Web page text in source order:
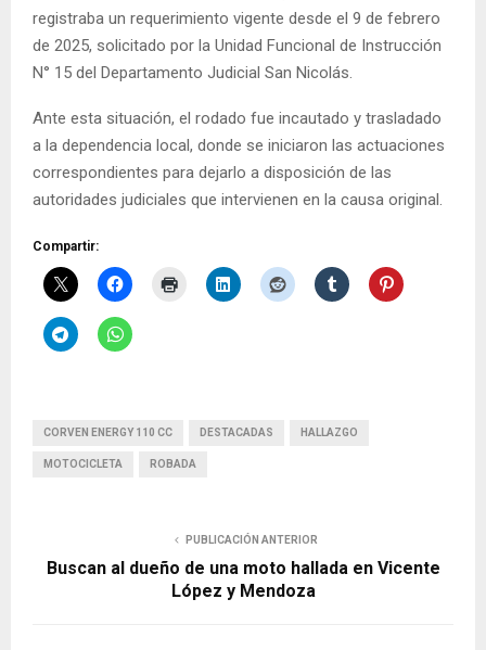
registraba un requerimiento vigente desde el 9 de febrero
de 2025, solicitado por la Unidad Funcional de Instrucción
N° 15 del Departamento Judicial San Nicolás.
Ante esta situación, el rodado fue incautado y trasladado
a la dependencia local, donde se iniciaron las actuaciones
correspondientes para dejarlo a disposición de las
autoridades judiciales que intervienen en la causa original.
Compartir:
CORVEN ENERGY 110 CC DESTACADAS HALLAZGO
MOTOCICLETA ROBADA
PUBLICACIÓN ANTERIOR
Buscan al dueño de una moto hallada en Vicente
López y Mendoza